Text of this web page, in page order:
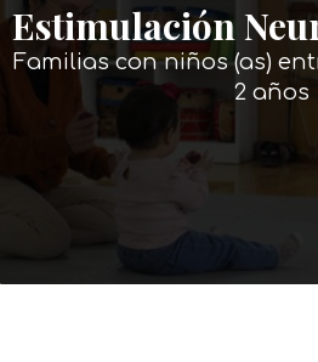
Estimulación
Familias con niños (as)
2 años